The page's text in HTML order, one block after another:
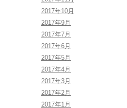
2017年10月
2017年9月
2017年7月
2017年6月
2017年5月
2017年4月
2017年3月
2017年2月
2017年1月